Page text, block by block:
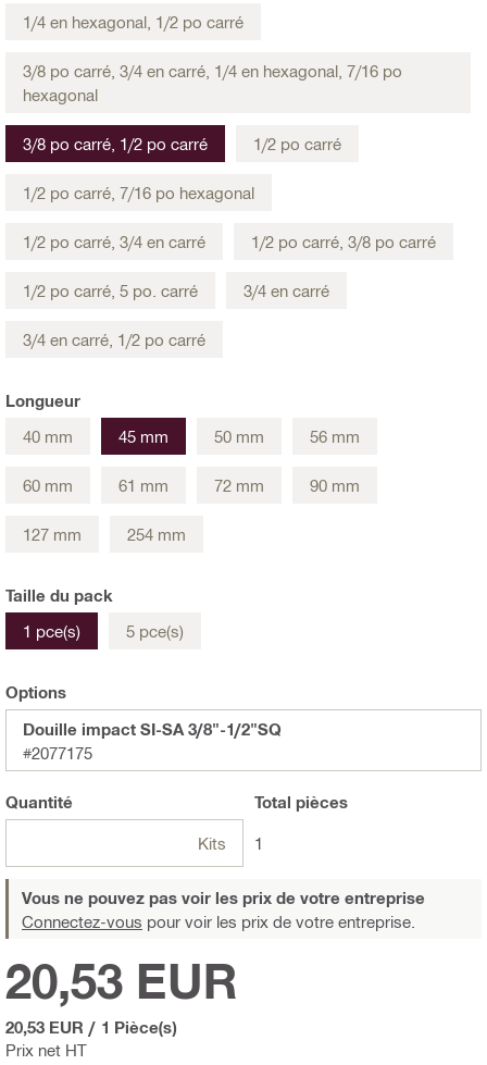
1/4 en hexagonal, 1/2 po carré
3/8 po carré, 3/4 en carré, 1/4 en hexagonal, 7/16 po
hexagonal
3/8 po carré, 1/2 po carré 1/2 po carré
1/2 po carré, 7/16 po hexagonal
1/2 po carré, 3/4 en carré 1/2 po carré, 3/8 po carré
1/2 po carré, 5 po. carré 3/4 en carré
3/4 en carré, 1/2 po carré
Longueur
40 mm
45 mm 50 mm 56 mm
60 mm 61 mm 72 mm 90 mm
127 mm 254 mm
Taille du pack
1 pce(s)
5 pce(s)
Options
Douille impact SI-SA 3/8"-1/2"SQ
#2077175
Quantité
Kits
Total pièces
1
Vous ne pouvez pas voir les prix de votre entreprise
Connectez-vous pour voir les prix de votre entreprise.
Prix net HT
20,53 EUR
20,53 EUR / 1 Pièce(s)